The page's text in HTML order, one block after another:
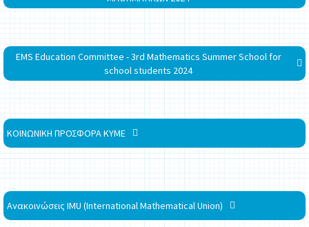
EMS Education Committee - 3rd Mathematics Summer School for
school students 2024
ΚΟΙΝΩΝΙΚΗ ΠΡΟΣΦΟΡΑ ΚΥΜΕ
Ανακοινώσεις IMU (International Mathematical Union)